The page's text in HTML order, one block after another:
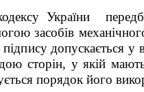
України
засобів
допускається
сторін, у якій
порядок його